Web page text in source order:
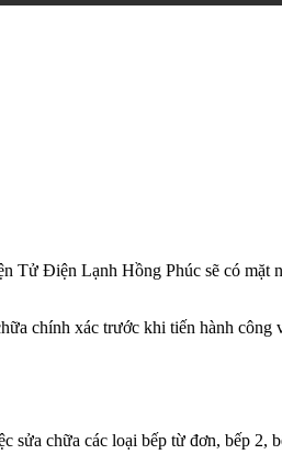
Tử Điện Lạnh Hồng Phúc sẽ có mặt
chính xác trước khi tiến hành công
sửa chữa các loại bếp từ đơn, bếp 2,